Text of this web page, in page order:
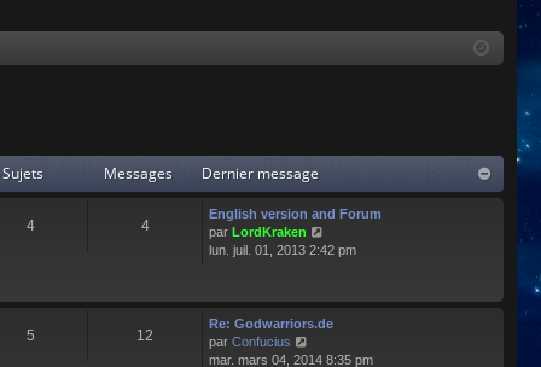
cri
Sujets Messages Dernier message
4 4
English version and Forum
par LordKraken
o
u
l
e
lun. juil. 01, 2013 2:42 pm
5 12
Re: Godwarriors.de
par Confucius
o
mar. mars 04, 2014 8:35 pm